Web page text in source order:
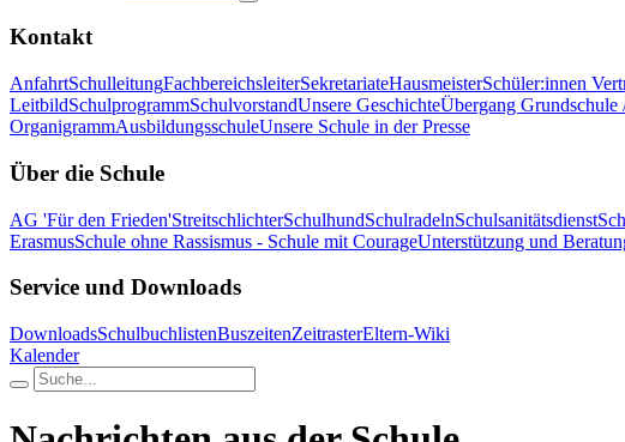
Kontakt
AnfahrtSchulleitungFachbereichsleiterSekretariateHausmeisterSchüler:innen
LeitbildSchulprogrammSchulvorstandUnsere GeschichteÜbergang Grundschule
OrganigrammAusbildungsschuleUnsere Schule in der Presse
Über die Schule
AG 'Für den Frieden'StreitschlichterSchulhundSchulradelnSchulsanitätsdienst
ErasmusSchule ohne Rassismus - Schule mit CourageUnterstützung und
Service und Downloads
DownloadsSchulbuchlistenBuszeitenZeitrasterEltern-Wiki
Kalender